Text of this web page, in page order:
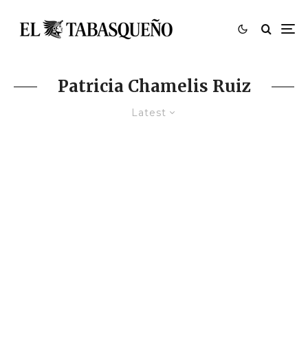
Patricia Chamelis Ruiz
Latest